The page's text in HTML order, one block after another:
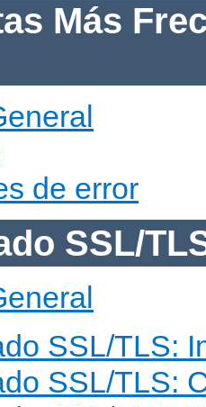
Más
de error
SSL/
SSL/TLS:
SSL/TLS: